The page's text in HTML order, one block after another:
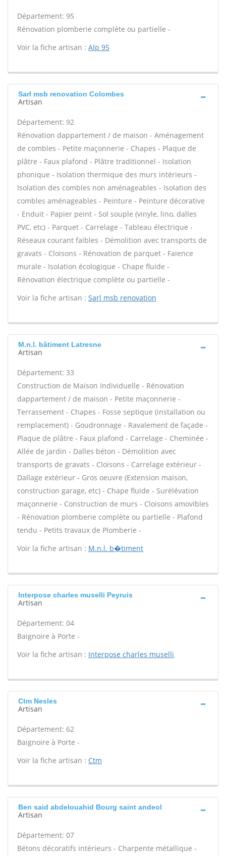
Département: 95
Rénovation plomberie complète ou partielle -
Voir la fiche artisan : Alp 95
Sarl msb renovation Colombes
Artisan
Département: 92
Rénovation dappartement / de maison - Aménagement
de combles - Petite maçonnerie - Chapes - Plaque de
plâtre - Faux plafond - Plâtre traditionnel - Isolation
phonique - Isolation thermique des murs intérieurs -
Isolation des combles non aménageables - Isolation des
combles aménageables - Peinture - Peinture décorative
- Enduit - Papier peint - Sol souple (vinyle, lino, dalles
PVC, etc) - Parquet - Carrelage - Tableau électrique -
Réseaux courant faibles - Démolition avec transports de
gravats - Cloisons - Rénovation de parquet - Faïence
murale - Isolation écologique - Chape fluide -
Rénovation électrique complète ou partielle -
Voir la fiche artisan : Sarl msb renovation
M.n.l. bâtiment Latresne
Artisan
Département: 33
Construction de Maison Individuelle - Rénovation
dappartement / de maison - Petite maçonnerie -
Terrassement - Chapes - Fosse septique (installation ou
remplacement) - Goudronnage - Ravalement de façade -
Plaque de plâtre - Faux plafond - Carrelage - Cheminée -
Allée de jardin - Dalles béton - Démolition avec
transports de gravats - Cloisons - Carrelage extérieur -
Dallage extérieur - Gros oeuvre (Extension maison,
construction garage, etc) - Chape fluide - Surélévation
maçonnerie - Construction de murs - Cloisons amovibles
- Rénovation plomberie complète ou partielle - Plafond
tendu - Petits travaux de Plomberie -
Voir la fiche artisan : M.n.l. b�timent
Interpose charles muselli Peyruis
Artisan
Département: 04
Baignoire à Porte -
Voir la fiche artisan : Interpose charles muselli
Ctm Nesles
Artisan
Département: 62
Baignoire à Porte -
Voir la fiche artisan : Ctm
Ben said abdelouahid Bourg saint andeol
Artisan
Département: 07
Bétons décoratifs intérieurs - Charpente métallique -